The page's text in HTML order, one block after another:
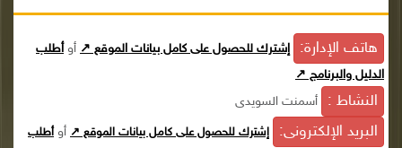
هاتف الإدارة: إشترك للحصول على كامل بيانات الموقع ↗ أوأطلب
الدليل والبرنامج ↗
النشاط : أسمنت السويدى
البريد الإلكترونى: إشترك للحصول على كامل بيانات الموقع ↗ أوأطلب